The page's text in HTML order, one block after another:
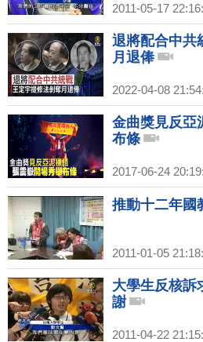
2011-05-17
退將配合中共
月退俸
2022-04-08
金曲獎見反亞
布條
2017-06-24
推動十二年國
2011-01-05
大學生反核訴
謝
2011-04-22